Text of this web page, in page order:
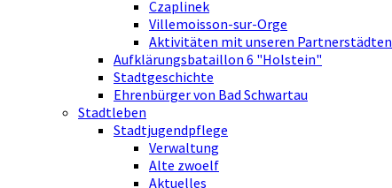
Czaplinek
Villemoisson-sur-Orge
Aktivitäten mit unseren Partnerstädten
Aufklärungsbataillon 6 "Holstein"
Stadtgeschichte
Ehrenbürger von Bad Schwartau
Stadtleben
Stadtjugendpflege
Verwaltung
Alte zwoelf
Aktuelles